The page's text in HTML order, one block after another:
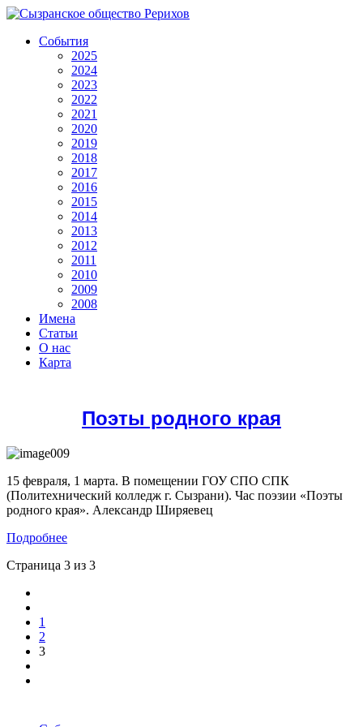
События
2025
2024
2023
2022
2021
2020
2019
2018
2017
2016
2015
2014
2013
2012
2011
2010
2009
2008
Имена
Статьи
О нас
Карта
Поэты родного края
15 февраля, 1 марта. В помещении ГОУ СПО СПК
(Политехнический колледж г. Сызрани). Час поэзии «Поэты
родного края». Александр Ширяевец
Подробнее
Страница 3 из 3
1
2
3